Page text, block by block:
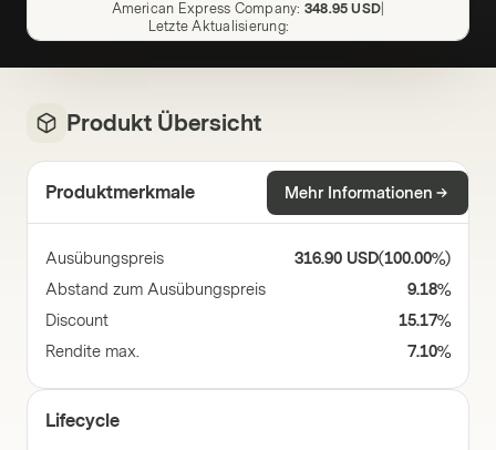
American Express Company: 348.95 USD
Letzte Aktualisierung:
Produkt Übersicht
Produktmerkmale Mehr Informationen
Ausübungspreis 316.90 USD(100.00%)
Abstand zum Ausübungspreis
9.18%
Discount
15.17%
Rendite max.
7.10%
Lifecycle